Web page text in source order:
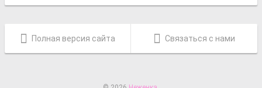
Полная версия сайта Связаться с нами